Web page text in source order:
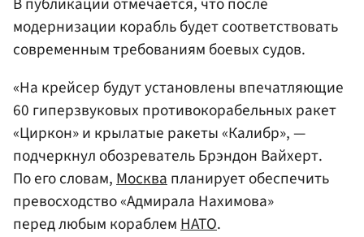
модернизации корабль будет соответствовать
современным требованиям боевых судов.
«На крейсер будут установлены впечатляющие
60 гиперзвуковых противокорабельных ракет
«Циркон» и крылатые ракеты «Калибр», —
подчеркнул обозреватель Брэндон Вайхерт.
По его словам,Москвапланирует обеспечить
превосходство «Адмирала Нахимова»
перед любым кораблемНАТО.